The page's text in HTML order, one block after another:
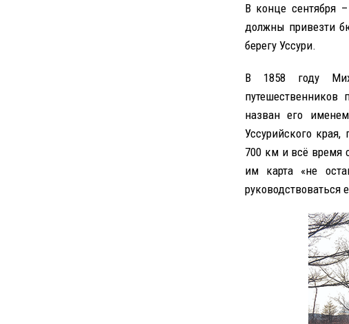
В конце сентября
должны привезти
берегу Уссури.
В 1858 году
путешественников
назван его
Уссурийского
700 км и всё время
им карта «не
руководствоваться